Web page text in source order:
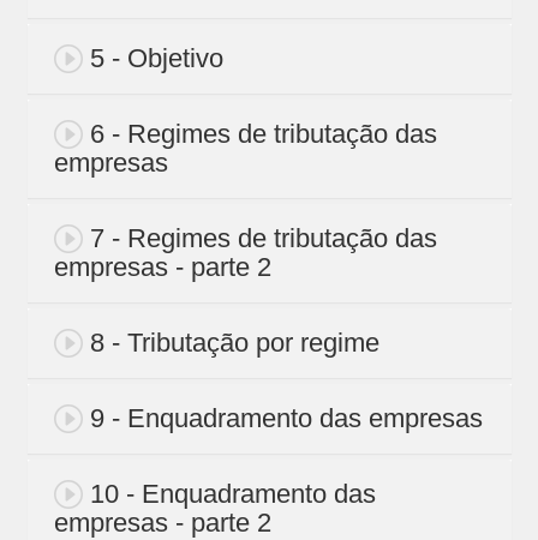
5 - Objetivo
6 - Regimes de tributação das
empresas
7 - Regimes de tributação das
empresas - parte 2
8 - Tributação por regime
9 - Enquadramento das empresas
10 - Enquadramento das
empresas - parte 2